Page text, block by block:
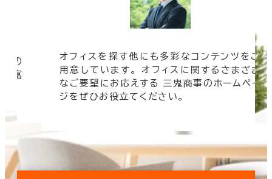
の
豊富
オフィスを探す他にも多彩なコンテンツをご
用意しています。 オフィスに関するさまざま
なご要望にお応えする 三鬼商事のホームペー
ジをぜひお役立てください。